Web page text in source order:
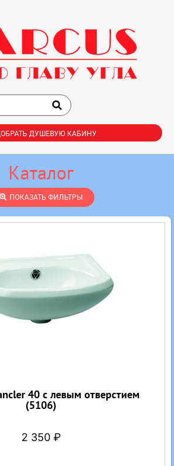
ДУШЕВУЮ КАБИНУ
Каталог
ПОКАЗАТЬ ФИЛЬТРЫ
40 с левым отверстием
(5106)
2 350 ₽